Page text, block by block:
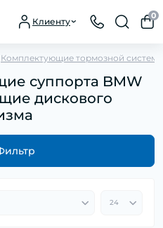
Клиенту
0
Комплектующие тормозной системы
суппорта BMW
дискового